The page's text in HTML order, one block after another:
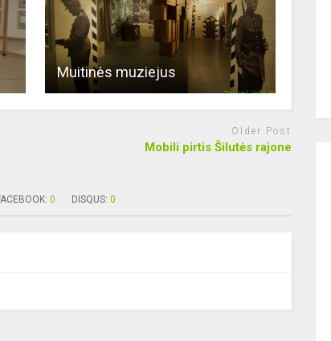
Muitinės muziejus
Older Post
Mobili pirtis Šilutės rajone
0 DISQUS: 0